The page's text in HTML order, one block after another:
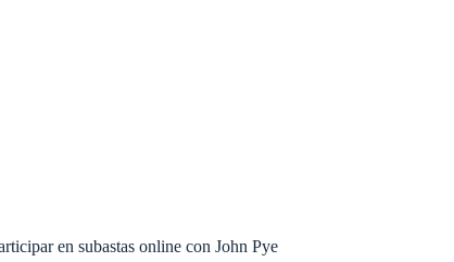
en subastas online con John Pye